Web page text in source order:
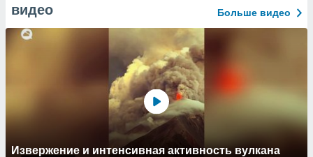
видео Больше видео
Извержение и интенсивная активность вулкана